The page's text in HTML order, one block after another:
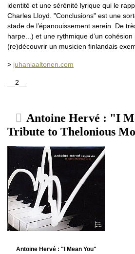
identité et une sérénité lyrique qui le
Charles Lloyd. "Conclusions" est une
stade de l’épanouissement serein. De
harpe...) et une rythmique d’un
(re)découvrir un musicien finlandais
> juhaniaaltonen.com
__2__
Antoine Hervé : "I
Tribute to Thelonious
Antoine Hervé : "I Mean You"